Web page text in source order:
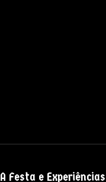
A Festa e Experiências